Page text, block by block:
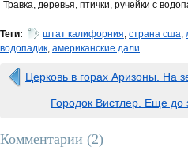
Травка, деревья, птички, ручейки с
Теги: штат калифорния, страна сша,
водопадик, американские дали
Церковь в горах Аризоны. На
Городок Вистлер. Еще
Комментарии (2)